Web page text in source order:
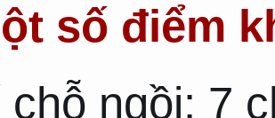
số điểm
chỗ ngồi: 7